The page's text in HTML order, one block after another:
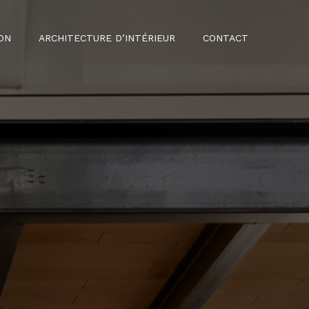
ARCHITECTURE D’INTÉRIEUR CONTACT